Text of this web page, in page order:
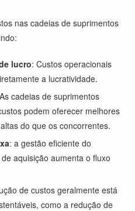
nas cadeias de suprimentos
lucro: Custos operacionais
a lucratividade.
cadeias de suprimentos
podem oferecer melhores
do que os concorrentes.
: a gestão eficiente do
aquisição aumenta o fluxo
de custos geralmente está
como a redução de